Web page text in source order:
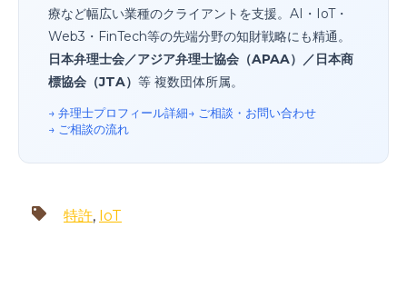
療など幅広い業種のクライアントを支援。AI・IoT・
Web3・FinTech等の先端分野の知財戦略にも精通。
日本弁理士会／アジア弁理士協会（APAA）／日本商
標協会（JTA） 等 複数団体所属。
→ 弁理士プロフィール詳細→ ご相談・お問い合わせ
→ ご相談の流れ
特許, IoT